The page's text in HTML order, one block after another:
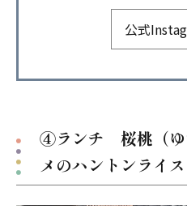
公式
④ランチ 桜桃（
メのハントンライス